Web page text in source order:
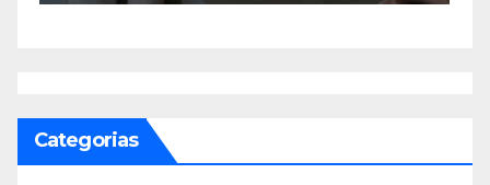
Categorias